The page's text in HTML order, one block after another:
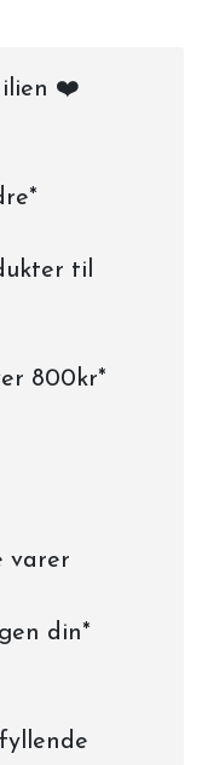
❤️
til
800kr*
varer
din*